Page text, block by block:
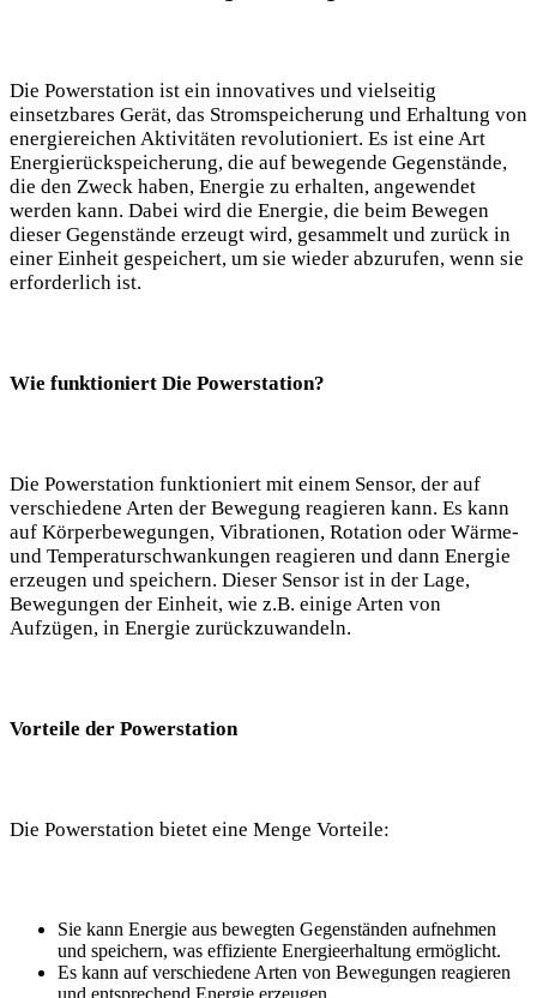
Die Powerstation ist ein innovatives und vielseitig
einsetzbares Gerät, das Stromspeicherung und Erhaltung von
energiereichen Aktivitäten revolutioniert. Es ist eine Art
Energierückspeicherung, die auf bewegende Gegenstände,
die den Zweck haben, Energie zu erhalten, angewendet
werden kann. Dabei wird die Energie, die beim Bewegen
dieser Gegenstände erzeugt wird, gesammelt und zurück in
einer Einheit gespeichert, um sie wieder abzurufen, wenn sie
erforderlich ist.
Wie funktioniert Die Powerstation?
Die Powerstation funktioniert mit einem Sensor, der auf
verschiedene Arten der Bewegung reagieren kann. Es kann
auf Körperbewegungen, Vibrationen, Rotation oder Wärme-
und Temperaturschwankungen reagieren und dann Energie
erzeugen und speichern. Dieser Sensor ist in der Lage,
Bewegungen der Einheit, wie z.B. einige Arten von
Aufzügen, in Energie zurückzuwandeln.
Vorteile der Powerstation
Die Powerstation bietet eine Menge Vorteile:
Sie kann Energie aus bewegten Gegenständen aufnehmen
und speichern, was effiziente Energieerhaltung ermöglicht.
Es kann auf verschiedene Arten von Bewegungen reagieren
und entsprechend Energie erzeugen.